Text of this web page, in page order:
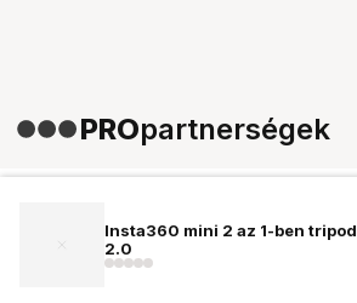
Insta360 mini 2 az 1-ben tripod
2.0
PROpartnerségek